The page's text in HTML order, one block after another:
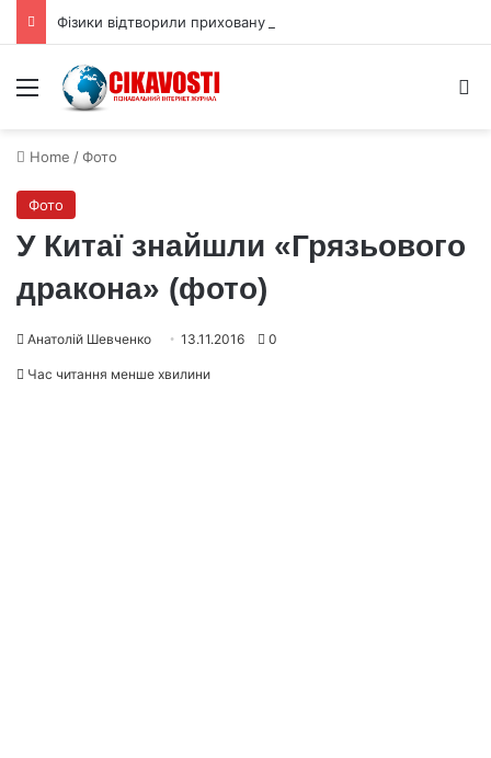
Menu
Home /Фото
Фото
У Китаї знайшли «Грязьового
дракона» (фото)
Анатолій Шевченко 13.11.2016 0
Час читання менше хвилини